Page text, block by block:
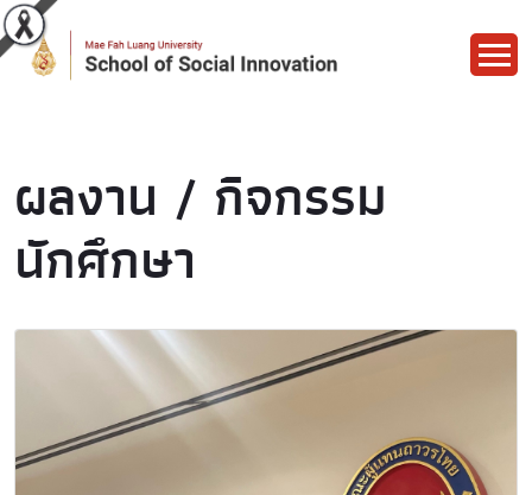
ผลงาน / กิจกรรม
นักศึกษา